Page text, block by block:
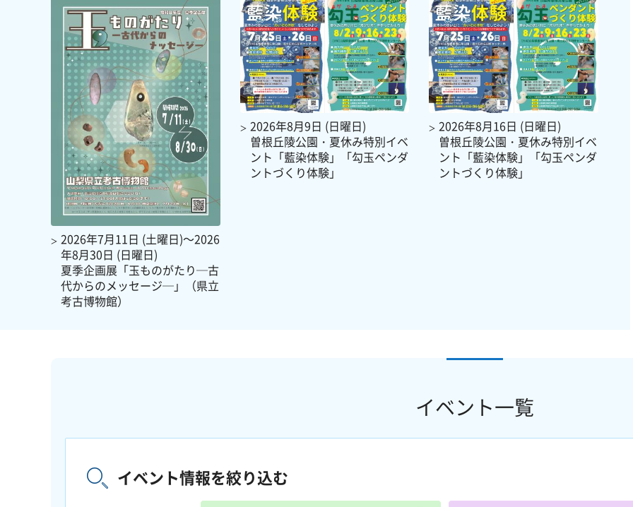
2026年7月11日 (土曜日)～2026
年8月30日 (日曜日)
夏季企画展「玉ものがたり─古
代からのメッセージ─」（県立
考古博物館）
2026年8月9日 (日曜日)
曽根丘陵公園・夏休み特別イベ
ント「藍染体験」「勾玉ペンダ
ントづくり体験」
2026年8月16日 (日曜日)
曽根丘陵公園・夏休み特別イベ
ント「藍染体験」「勾玉ペンダ
ントづくり体験」
イベント一覧
イベント情報を絞り込む